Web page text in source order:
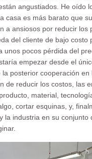
angustiados. He oído
casa es más barato que
a ansiosos por reducir los
del cliente de bajo costo
unos pocos pérdida del
empezar desde el
posterior cooperación en
de reducir los costos, las
material,
cortar esquinas, y,
la industria en su conjunto